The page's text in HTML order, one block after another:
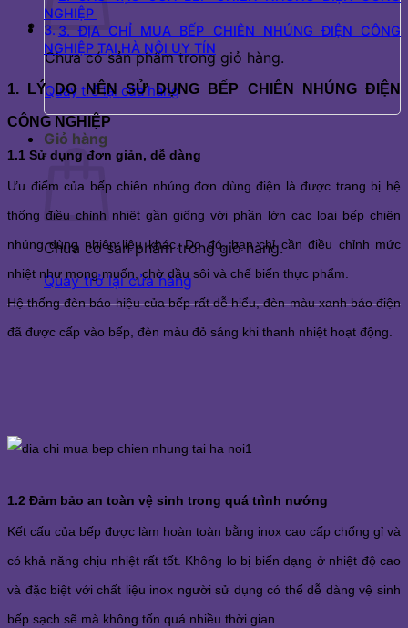
Chưa có sản phẩm trong giỏ hàng.
Quay trở lại cửa hàng
Giỏ hàng
Chưa có sản phẩm trong giỏ hàng.
Quay trở lại cửa hàng
NGHIỆP
3. ĐỊA CHỈ MUA BẾP CHIÊN NHÚNG ĐIỆN CÔNG
NGHIỆP TẠI HÀ NỘI UY TÍN
1. LÝ DO NÊN SỬ DỤNG BẾP CHIÊN NHÚNG ĐIỆN
CÔNG NGHIỆP
1.1 Sử dụng đơn giản, dễ dàng
Ưu điểm của bếp chiên nhúng đơn dùng điện là được trang bị hệ
thống điều chỉnh nhiệt gần giống với phần lớn các loại bếp chiên
nhúng dùng nhiên liệu khác. Do đó, bạn chỉ cần điều chỉnh mức
nhiệt như mong muốn, chờ dầu sôi và chế biến thực phẩm.
Hệ thống đèn báo hiệu của bếp rất dễ hiểu, đèn màu xanh báo điện
đã được cấp vào bếp, đèn màu đỏ sáng khi thanh nhiệt hoạt động.
1.2 Đảm bảo an toàn vệ sinh trong quá trình nướng
Kết cấu của bếp được làm hoàn toàn bằng inox cao cấp chống gỉ và
có khả năng chịu nhiệt rất tốt. Không lo bị biến dạng ở nhiệt độ cao
và đặc biệt với chất liệu inox người sử dụng có thể dễ dàng vệ sinh
bếp sạch sẽ mà không tốn quá nhiều thời gian.